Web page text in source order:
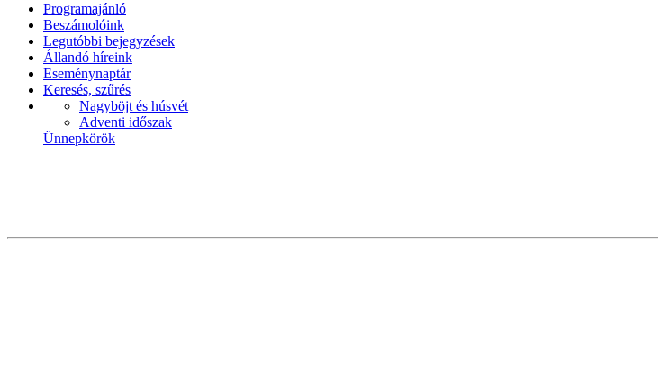
Programajánló
Beszámolóink
Legutóbbi bejegyzések
Állandó híreink
Eseménynaptár
Keresés, szűrés
Nagyböjt és húsvét
Adventi időszak
Ünnepkörök